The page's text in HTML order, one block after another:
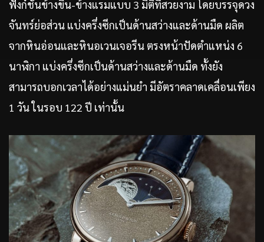
ฟังก์ชันข้างขึ้น-ข้างแรมแบบ 3 มิติที่สวยงาม โดยบรรจุดวง
จันทร์ย่อส่วน แบ่งครึ่งซีกเป็นด้านสว่างและด้านมืด ผลิต
จากหินอ่อนและหินอเวนเจอรีน ตรงหน้าปัดตำแหน่ง 6
นาฬิกา แบ่งครึ่งซีกเป็นด้านสว่างและด้านมืด ทั้งยัง
สามารถบอกเวลาได้อย่างแม่นยำ มีอัตราคลาดเคลื่อนเพียง
1 วัน ในรอบ 122 ปี เท่านั้น